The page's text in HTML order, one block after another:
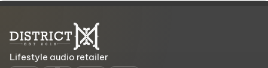
Lifestyle audio retailer